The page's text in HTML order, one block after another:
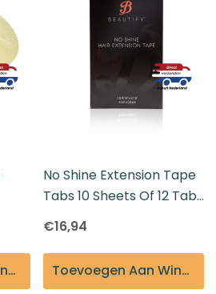
Toevoegen Aan Winkelmandje
No Shine Extension Tape
Tabs 10 Sheets Of 12 Tabs
(120 Total)
€16,94
Toevoegen Aan Winkelmandje